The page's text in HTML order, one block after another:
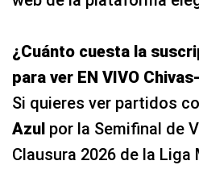
¿Cuánto cuesta la
para ver EN VIVO
Si quieres ver partidos
Azul por la Semifinal de
Clausura 2026 de la